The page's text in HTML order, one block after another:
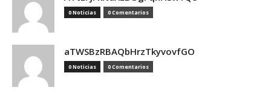
0 Noticias 0 Comentarios
aTWSBzRBAQbHrzTkyvovfGO
0 Noticias 0 Comentarios